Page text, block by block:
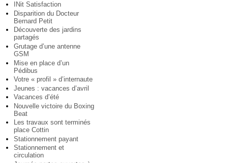
INit Satisfaction
Disparition du Docteur
Bernard Petit
Découverte des jardins
partagés
Grutage d’une antenne
GSM
Mise en place d’un
Pédibus
Votre « profil » d’internaute
Jeunes : vacances d’avril
Vacances d’été
Nouvelle victoire du Boxing
Beat
Les travaux sont terminés
place Cottin
Stationnement payant
Stationnement et
circulation